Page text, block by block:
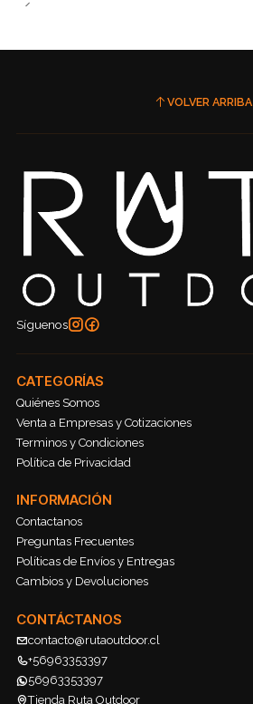
VOLVER ARRIBA
Síguenos
CATEGORÍAS
Quiénes Somos
Venta a Empresas y Cotizaciones
Terminos y Condiciones
Política de Privacidad
INFORMACIÓN
Contactanos
Preguntas Frecuentes
Políticas de Envíos y Entregas
Cambios y Devoluciones
CONTÁCTANOS
contacto@rutaoutdoor.cl
+56963353397
56963353397
Tienda Ruta Outdoor